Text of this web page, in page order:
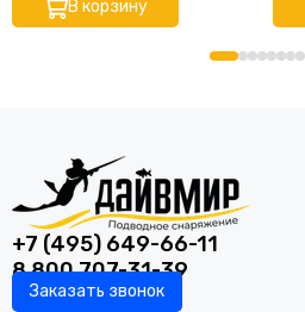
В корзину
+7 (495) 649-66-11
8 800 707-31-39
Заказать звонок